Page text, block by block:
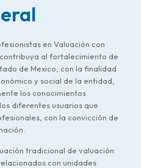
en Valuación con
al fortalecimiento de
de Mexico, con la finalidad
y social de la entidad,
los conocimientos
diferentes usuarios que
con la convicción de
tradicional de valuación
con unidades